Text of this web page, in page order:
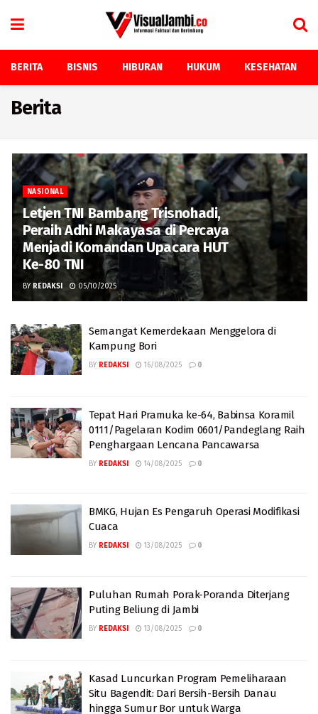
BERITA BISNIS HIBURAN HUKUM KESEHATAN
Berita
NASIONAL
Letjen TNI Bambang Trisnohadi,
Peraih Adhi Makayasa di Percaya
Menjadi Komandan Upacara HUT
Ke-80 TNI
BY REDAKSI 05/10/2025
Semangat Kemerdekaan Menggelora di
Kampung Bori
BY REDAKSI 16/08/2025 0
Tepat Hari Pramuka ke-64, Babinsa Koramil
0111/Pagelaran Kodim 0601/Pandeglang Raih
Penghargaan Lencana Pancawarsa
BY REDAKSI 14/08/2025 0
BMKG, Hujan Es Pengaruh Operasi Modifikasi
Cuaca
BY REDAKSI 13/08/2025 0
Puluhan Rumah Porak-Poranda Diterjang
Puting Beliung di Jambi
BY REDAKSI 13/08/2025 0
Kasad Luncurkan Program Pemeliharaan
Situ Bagendit: Dari Bersih-Bersih Danau
hingga Sumur Bor untuk Warga